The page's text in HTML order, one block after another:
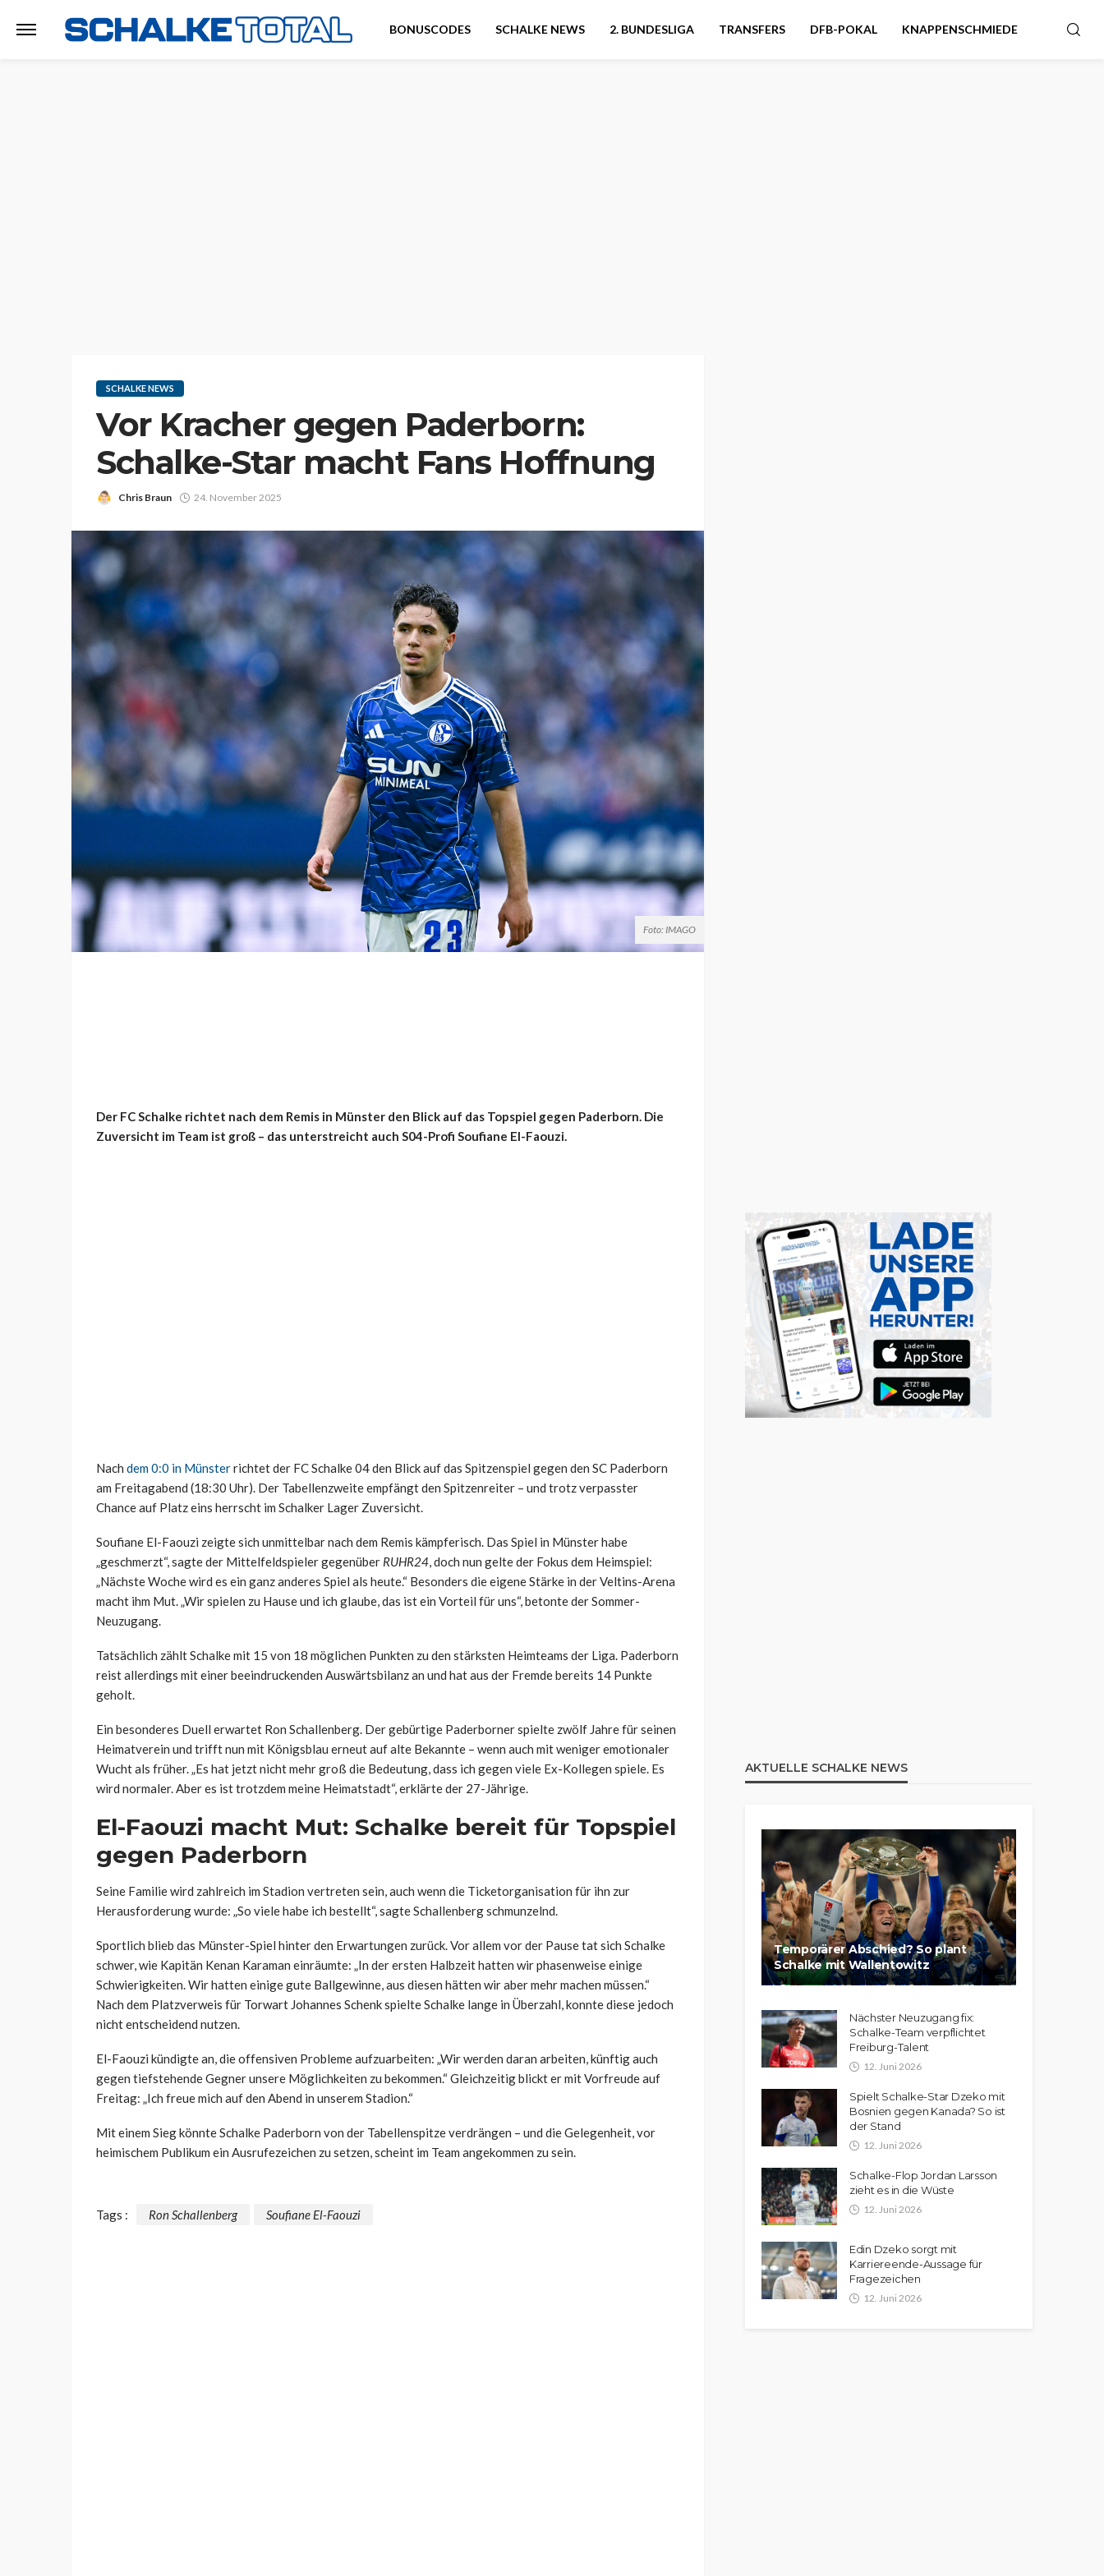
BONUSCODES SCHALKE NEWS 2. BUNDESLIGA TRANSFERS DFB-POKAL KNAPPENSCHMIEDE
SCHALKE NEWS
Vor Kracher gegen Paderborn:
Schalke-Star macht Fans Hoffnung
Chris Braun 24. November 2025
Foto: IMAGO
Der FC Schalke richtet nach dem Remis in Münster den Blick auf das Topspiel gegen Paderborn. Die
Zuversicht im Team ist groß – das unterstreicht auch S04-Profi Soufiane El-Faouzi.
Nach dem 0:0 in Münsterrichtet der FC Schalke 04 den Blick auf das Spitzenspiel gegen den SC Paderborn
am Freitagabend (18:30 Uhr). Der Tabellenzweite empfängt den Spitzenreiter – und trotz verpasster
Chance auf Platz eins herrscht im Schalker Lager Zuversicht.
Soufiane El-Faouzi zeigte sich unmittelbar nach dem Remis kämpferisch. Das Spiel in Münster habe
„geschmerzt“, sagte der Mittelfeldspieler gegenüber RUHR24, doch nun gelte der Fokus dem Heimspiel:
„Nächste Woche wird es ein ganz anderes Spiel als heute.“ Besonders die eigene Stärke in der Veltins-Arena
macht ihm Mut. „Wir spielen zu Hause und ich glaube, das ist ein Vorteil für uns“, betonte der Sommer-
Neuzugang.
Tatsächlich zählt Schalke mit 15 von 18 möglichen Punkten zu den stärksten Heimteams der Liga. Paderborn
reist allerdings mit einer beeindruckenden Auswärtsbilanz an und hat aus der Fremde bereits 14 Punkte
geholt.
Ein besonderes Duell erwartet Ron Schallenberg. Der gebürtige Paderborner spielte zwölf Jahre für seinen
Heimatverein und trifft nun mit Königsblau erneut auf alte Bekannte – wenn auch mit weniger emotionaler
Wucht als früher. „Es hat jetzt nicht mehr groß die Bedeutung, dass ich gegen viele Ex-Kollegen spiele. Es
wird normaler. Aber es ist trotzdem meine Heimatstadt“, erklärte der 27-Jährige.
El-Faouzi macht Mut: Schalke bereit für Topspiel
gegen Paderborn
Seine Familie wird zahlreich im Stadion vertreten sein, auch wenn die Ticketorganisation für ihn zur
Herausforderung wurde: „So viele habe ich bestellt“, sagte Schallenberg schmunzelnd.
Sportlich blieb das Münster-Spiel hinter den Erwartungen zurück. Vor allem vor der Pause tat sich Schalke
schwer, wie Kapitän Kenan Karaman einräumte: „In der ersten Halbzeit hatten wir phasenweise einige
Schwierigkeiten. Wir hatten einige gute Ballgewinne, aus diesen hätten wir aber mehr machen müssen.“
Nach dem Platzverweis für Torwart Johannes Schenk spielte Schalke lange in Überzahl, konnte diese jedoch
nicht entscheidend nutzen.
El-Faouzi kündigte an, die offensiven Probleme aufzuarbeiten: „Wir werden daran arbeiten, künftig auch
gegen tiefstehende Gegner unsere Möglichkeiten zu bekommen.“ Gleichzeitig blickt er mit Vorfreude auf
Freitag: „Ich freue mich auf den Abend in unserem Stadion.“
Mit einem Sieg könnte Schalke Paderborn von der Tabellenspitze verdrängen – und die Gelegenheit, vor
heimischem Publikum ein Ausrufezeichen zu setzen, scheint im Team angekommen zu sein.
Tags : Ron Schallenberg Soufiane El-Faouzi
AKTUELLE SCHALKE NEWS
Temporärer Abschied? So plant
Schalke mit Wallentowitz
Nächster Neuzugang fix:
Schalke-Team verpflichtet
Freiburg-Talent
12. Juni 2026
Spielt Schalke-Star Dzeko mit
Bosnien gegen Kanada? So ist
der Stand
12. Juni 2026
Schalke-Flop Jordan Larsson
zieht es in die Wüste
12. Juni 2026
Edin Dzeko sorgt mit
Karriereende-Aussage für
Fragezeichen
12. Juni 2026